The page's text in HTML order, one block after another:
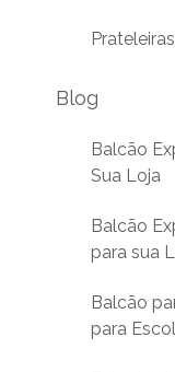
Blog
Balcão
Sua Loja
Balcão
para sua
Balcão
para